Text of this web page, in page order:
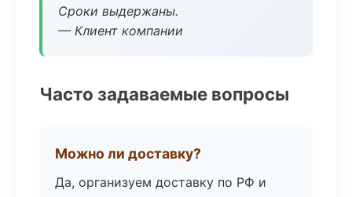
Сроки выдержаны.
— Клиент компании
Часто задаваемые вопросы
Можно ли доставку?
Да, организуем доставку по РФ и